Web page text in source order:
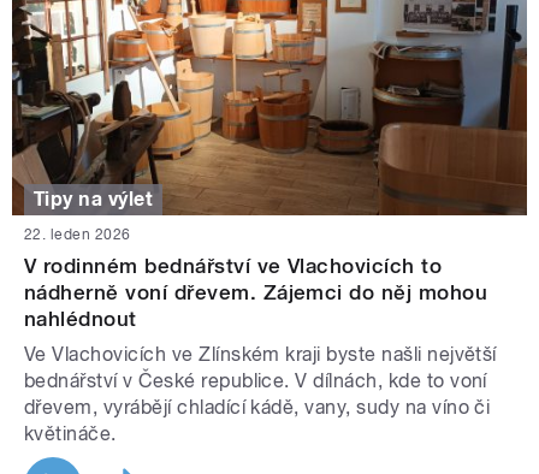
Tipy na výlet
22. leden 2026
V rodinném bednářství ve Vlachovicích to
nádherně voní dřevem. Zájemci do něj mohou
nahlédnout
Ve Vlachovicích ve Zlínském kraji byste našli největší
bednářství v České republice. V dílnách, kde to voní
dřevem, vyrábějí chladící kádě, vany, sudy na víno či
květináče.